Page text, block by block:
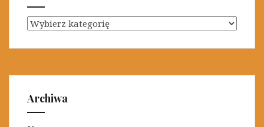
K
t
g
o
Archiwa